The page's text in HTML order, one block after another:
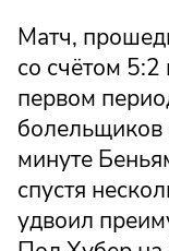
Матч,
со счётом
первом
болельщиков
минуте
спустя
удвоил